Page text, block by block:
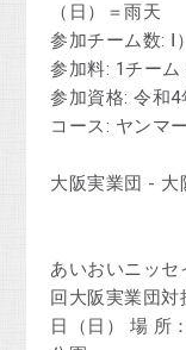
（日）＝雨天
参加チーム数: Ⅰ
参加料: 1チー
参加資格: 令和
コース: ヤンマ
大阪実業団 -
あいおいニッ
回大阪実業団
日（日） 場 所